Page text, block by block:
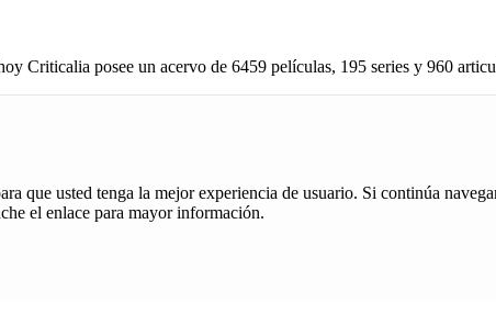
Criticalia posee un acervo de 6459 películas, 195 series y 960
que usted tenga la mejor experiencia de usuario. Si continúa
el enlace para mayor información.